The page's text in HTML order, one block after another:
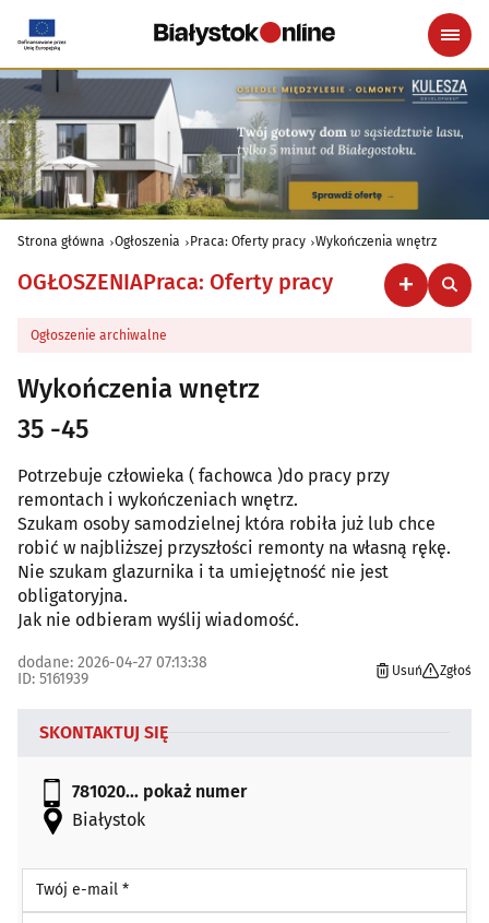
Strona główna Ogłoszenia Praca: Oferty pracy Wykończenia wnętrz
OGŁOSZENIAPraca: Oferty pracy
Ogłoszenie archiwalne
Wykończenia wnętrz
35 -45
Potrzebuje człowieka ( fachowca )do pracy przy
remontach i wykończeniach wnętrz.
Szukam osoby samodzielnej która robiła już lub chce
robić w najbliższej przyszłości remonty na własną rękę.
Nie szukam glazurnika i ta umiejętność nie jest
obligatoryjna.
Jak nie odbieram wyślij wiadomość.
dodane: 2026-04-27 07:13:38
ID: 5161939
Usuń Zgłoś
SKONTAKTUJ SIĘ
781020... pokaż numer
Białystok
Twój e-mail *